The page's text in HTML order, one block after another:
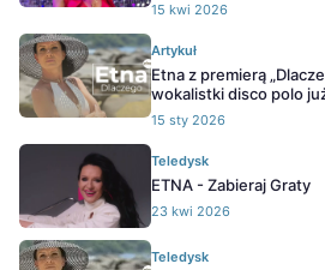
15 kwi 2026
Artykuł
Etna z premierą
wokalistki disco polo
15 sty 2026
Teledysk
ETNA - Zabieraj Graty
23 kwi 2026
Teledysk